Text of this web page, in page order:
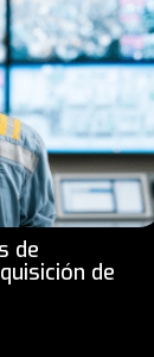
de
de